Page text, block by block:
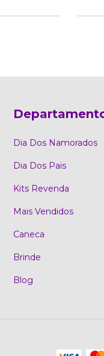
Dia Dos Namorados
Dia Dos Pais
Kits Revenda
Mais Vendidos
Caneca
Brinde
Blog